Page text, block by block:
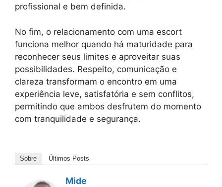
profissional e bem definida.
No fim, o relacionamento com uma escort
funciona melhor quando há maturidade para
reconhecer seus limites e aproveitar suas
possibilidades. Respeito, comunicação e
clareza transformam o encontro em uma
experiência leve, satisfatória e sem conflitos,
permitindo que ambos desfrutem do momento
com tranquilidade e segurança.
Sobre Últimos Posts
Mide